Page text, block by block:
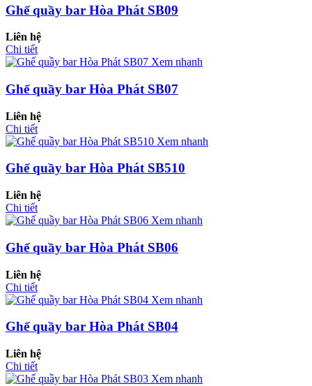
Ghế quầy bar Hòa Phát SB09
Liên hệ
Chi tiết
Xem nhanh
Ghế quầy bar Hòa Phát SB07
Liên hệ
Chi tiết
Xem nhanh
Ghế quầy bar Hòa Phát SB510
Liên hệ
Chi tiết
Xem nhanh
Ghế quầy bar Hòa Phát SB06
Liên hệ
Chi tiết
Xem nhanh
Ghế quầy bar Hòa Phát SB04
Liên hệ
Chi tiết
Xem nhanh